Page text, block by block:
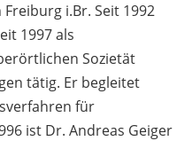
i.Br. Seit 1992
1997 als
Sozietät
tätig. Er begleitet
für
ist Dr. Andreas Geiger